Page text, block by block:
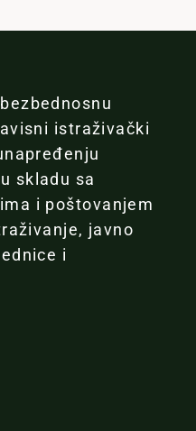
istraživački
skladu sa
i poštovanjem
javno
i